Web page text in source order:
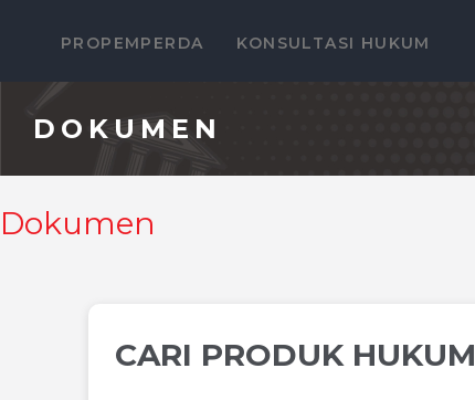
PROPEMPERDA KONSULTASI HUKUM
DOKUMEN
Dokumen
CARI PRODUK HUKUM